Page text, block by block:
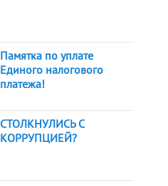
Памятка по уплате
Единого налогового
платежа!
СТОЛКНУЛИСЬ С
КОРРУПЦИЕЙ?